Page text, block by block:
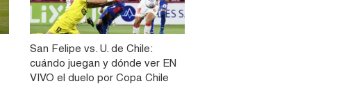
San Felipe vs. U. de Chile:
cuándo juegan y dónde ver EN
VIVO el duelo por Copa Chile